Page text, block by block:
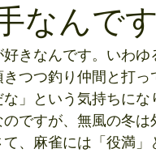
なんで
好きなんです。いわ
つつ釣り仲間と打
」という気持ちに
ですが、無風の冬は
て、麻雀には「役満